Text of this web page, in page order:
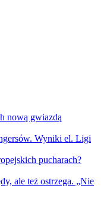
nową gwiazdą
Wyniki el. Ligi
pucharach?
ale też ostrzega. „Nie